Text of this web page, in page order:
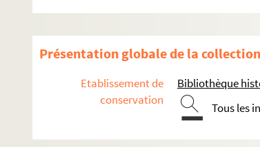
Présentation globale de la collection
Etablissement de
conservation
Bibliothèque
Tous les
Marie-Aurore de Koenigsmark (1662-1728)
Maurice de Saxe (1696-1750)